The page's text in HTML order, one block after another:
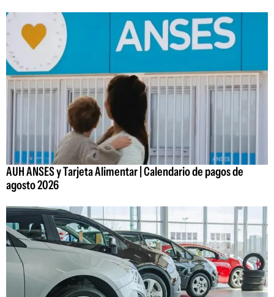
AUH ANSES y Tarjeta Alimentar | Calendario de pagos de
agosto 2026